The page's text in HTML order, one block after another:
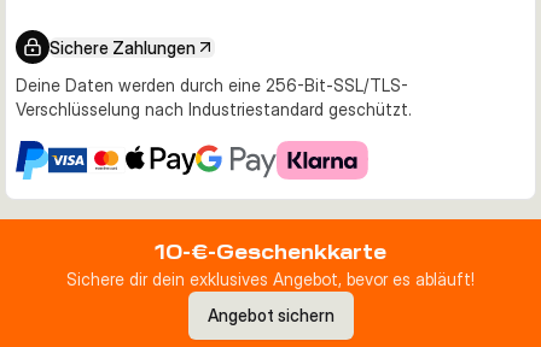
Sichere Zahlungen
Deine Daten werden durch eine 256-Bit-SSL/TLS-
Verschlüsselung nach Industriestandard geschützt.
10-€-Geschenkkarte
Sichere dir dein exklusives Angebot, bevor es abläuft!
Angebot sichern